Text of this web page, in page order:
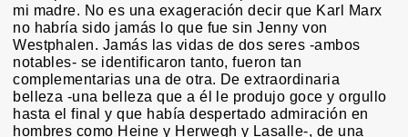
mi madre. No es una exageración decir que Karl Marx
no habría sido jamás lo que fue sin Jenny von
Westphalen. Jamás las vidas de dos seres -ambos
notables- se identificaron tanto, fueron tan
complementarias una de otra. De extraordinaria
belleza -una belleza que a él le produjo goce y orgullo
hasta el final y que había despertado admiración en
hombres como Heine y Herwegh y Lasalle-, de una